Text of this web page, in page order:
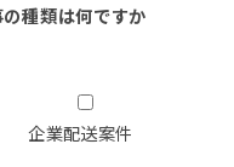
種類は何ですか
企業配送案件